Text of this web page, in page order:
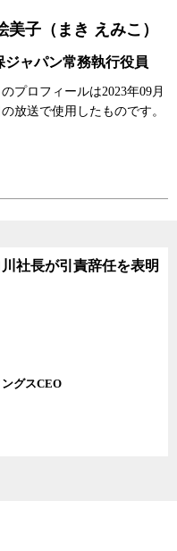
美子（まき えみこ）
ジャパン常務執行役員
プロフィールは2023年09月
放送で使用したものです。
社長が引責辞任を表明
グスCEO